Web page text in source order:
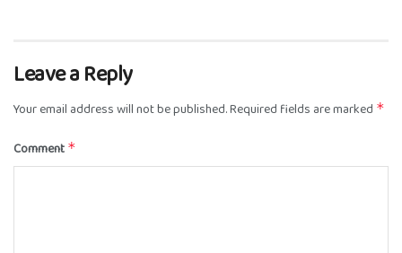
Leave a Reply
Your email address will not be published.Required fields are marked *
Comment *